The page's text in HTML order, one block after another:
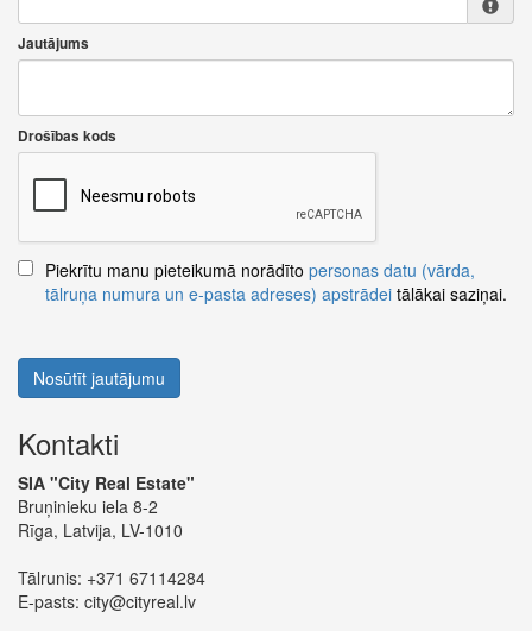
Jautājums
Drošības kods
Piekrītu manu pieteikumā norādīto personas datu (vārda,
tālruņa numura un e-pasta adreses) apstrādei tālākai saziņai.
Nosūtīt jautājumu
Kontakti
SIA "City Real Estate"
Bruņinieku iela 8-2
Rīga, Latvija, LV-1010
Tālrunis: +371 67114284
E-pasts: city@cityreal.lv